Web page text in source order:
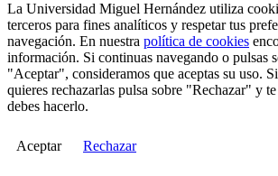
La Universidad Miguel Hernández utiliza
terceros para fines analíticos y respetar tus
navegación. En nuestra política de cookies
información. Si continuas navegando o pulsas
"Aceptar", consideramos que aceptas su uso.
quieres rechazarlas pulsa sobre "Rechazar" y
debes hacerlo.
Aceptar Rechazar